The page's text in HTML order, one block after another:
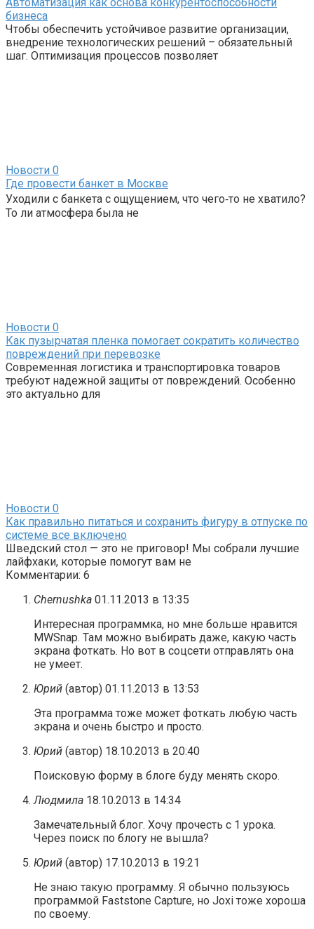
бизнеса
Чтобы обеспечить устойчивое развитие организации,
внедрение технологических решений – обязательный
шаг. Оптимизация процессов позволяет
Новости 0
Где провести банкет в Москве
Уходили с банкета с ощущением, что чего‑то не хватило?
То ли атмосфера была не
Новости 0
Как пузырчатая пленка помогает сократить количество
повреждений при перевозке
Современная логистика и транспортировка товаров
требуют надежной защиты от повреждений. Особенно
это актуально для
Новости 0
Как правильно питаться и сохранить фигуру в отпуске по
системе все включено
Шведский стол — это не приговор! Мы собрали лучшие
лайфхаки, которые помогут вам не
Комментарии: 6
Chernushka 01.11.2013 в 13:35
Интересная программка, но мне больше нравится
MWSnap. Там можно выбирать даже, какую часть
экрана фоткать. Но вот в соцсети отправлять она
не умеет.
Юрий (автор) 01.11.2013 в 13:53
Эта программа тоже может фоткать любую часть
экрана и очень быстро и просто.
Юрий (автор) 18.10.2013 в 20:40
Поисковую форму в блоге буду менять скоро.
Людмила 18.10.2013 в 14:34
Замечательный блог. Хочу прочесть с 1 урока.
Через поиск по блогу не вышла?
Юрий (автор) 17.10.2013 в 19:21
Не знаю такую программу. Я обычно пользуюсь
программой Faststone Capture, но Joxi тоже хороша
по своему.